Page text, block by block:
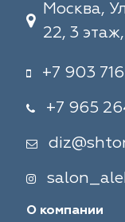
Москва,
22, 3
+7 903
+7 965
О компании